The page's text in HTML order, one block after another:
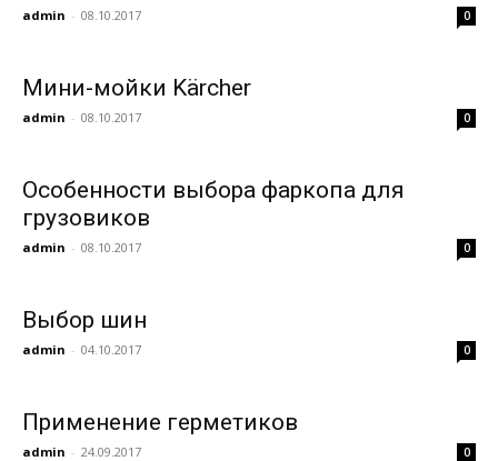
admin - 08.10.2017 0
Мини-мойки Kärcher
admin - 08.10.2017 0
Особенности выбора фаркопа для
грузовиков
admin - 08.10.2017 0
Выбор шин
admin - 04.10.2017 0
Применение герметиков
admin - 24.09.2017 0